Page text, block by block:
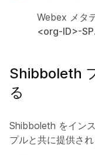
Webex メタ
<org-ID>-
Shibboleth
る
Shibboleth をイン
プルと共に提供され